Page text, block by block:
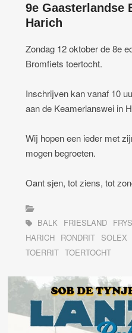
9e Gaasterlandse
Harich
Zondag 12 oktober de 8e
Bromfiets toertocht.
Inschrijven kan vanaf 10
aan de Keamerlanswei in
Wij hopen een ieder met
mogen begroeten.
Oant sjen, tot ziens, tot
BALK FRIESLAND
HARICH RONDRIT SOLEX
TOERRIT TOERTOCHT